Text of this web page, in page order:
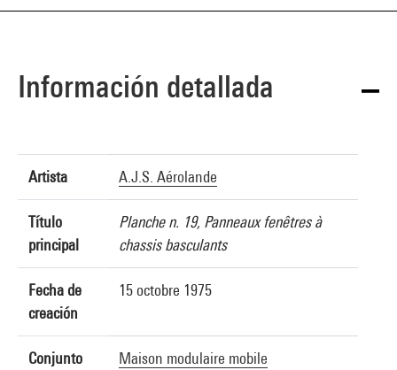
Información detallada
Artista A.J.S. Aérolande
Título
principal
Planche n. 19, Panneaux fenêtres à
chassis basculants
Fecha de
creación
15 octobre 1975
Conjunto
Maison modulaire mobile